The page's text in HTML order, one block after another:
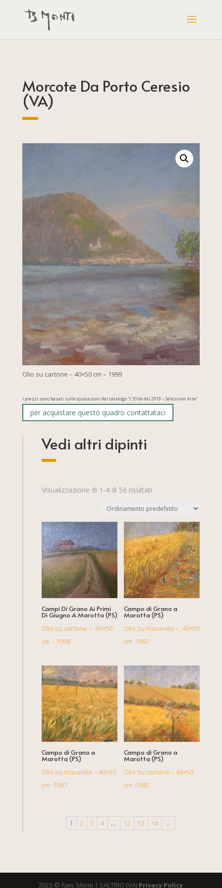
Morcote Da Porto Ceresio
(VA)
Olio su cartone – 40×50 cm – 1999
I prezzi sono basati sulle quotazioni del catalogo “L’Elite del 2019 – Selezione Arte”
per acquistare questo quadro contattataci
Vedi altri dipinti
Visualizzazione di 1-4 di 56 risultati
Campi Di Grano Ai Primi
Di Giugno A Marotta (PS)
Olio su cartone – 40×50
cm – 1998
Campo di Grano a
Marotta (PS)
Olio su masonite – 40×50
cm -1987
Campo di Grano a
Marotta (PS)
Olio su masonite – 40×50
cm -1987
Campo di Grano a
Marotta (PS)
Olio su cartone – 40×50
cm -1987
1 2 3 4 … 12 13 14 →
2023 © fam. Monti | SALTRIO (VA) Privacy Policy